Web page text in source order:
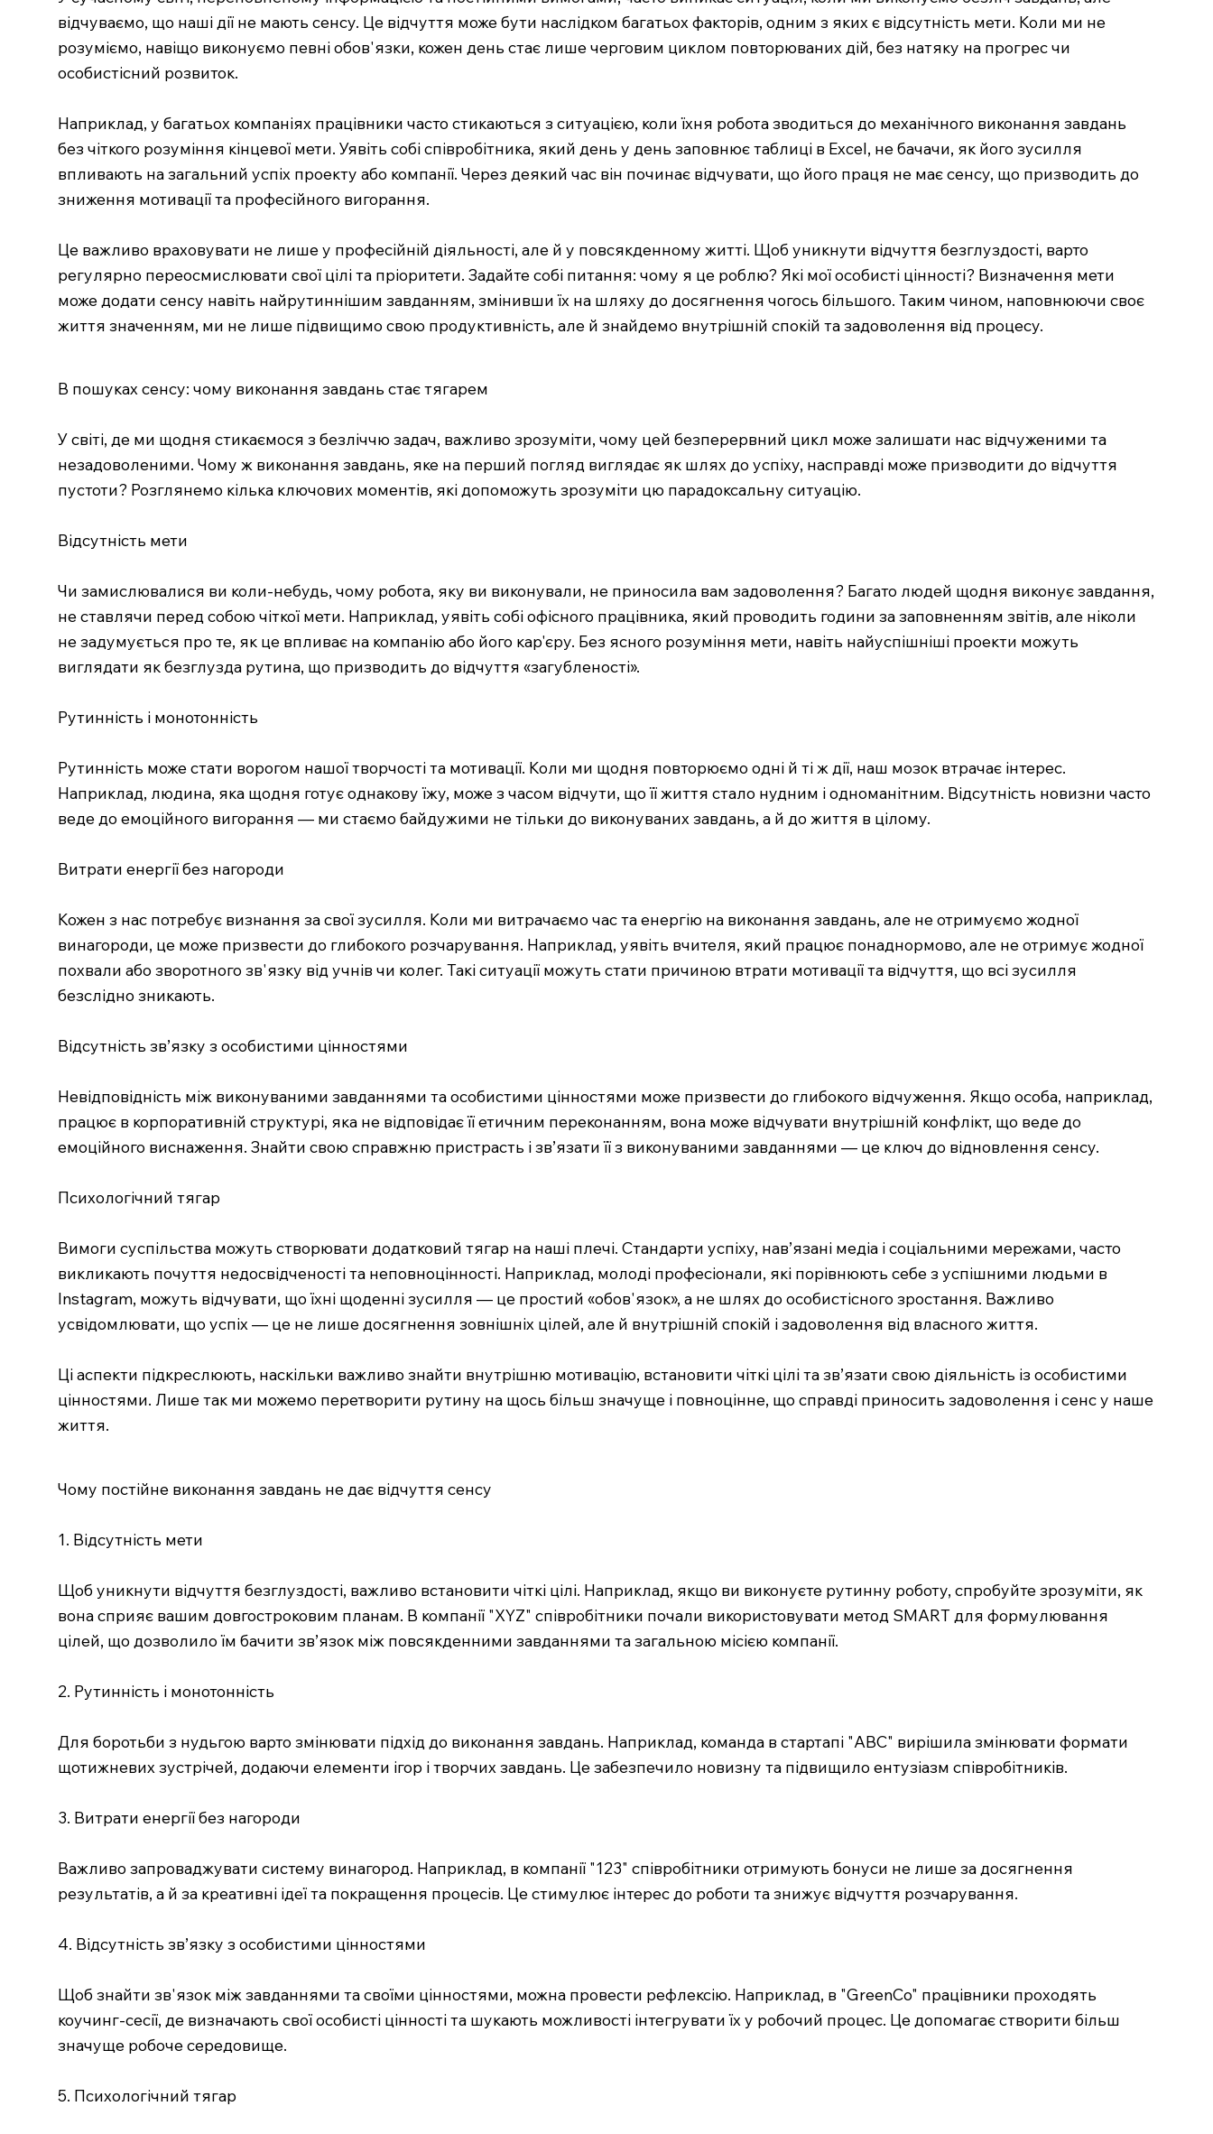
відчуваємо, що наші дії не мають сенсу. Це відчуття може бути наслідком багатьох факторів, одним з яких є відсутність мети. Коли ми не
розуміємо, навіщо виконуємо певні обов'язки, кожен день стає лише черговим циклом повторюваних дій, без натяку на прогрес чи
особистісний розвиток.
Наприклад, у багатьох компаніях працівники часто стикаються з ситуацією, коли їхня робота зводиться до механічного виконання завдань
без чіткого розуміння кінцевої мети. Уявіть собі співробітника, який день у день заповнює таблиці в Excel, не бачачи, як його зусилля
впливають на загальний успіх проекту або компанії. Через деякий час він починає відчувати, що його праця не має сенсу, що призводить до
зниження мотивації та професійного вигорання.
Це важливо враховувати не лише у професійній діяльності, але й у повсякденному житті. Щоб уникнути відчуття безглуздості, варто
регулярно переосмислювати свої цілі та пріоритети. Задайте собі питання: чому я це роблю? Які мої особисті цінності? Визначення мети
може додати сенсу навіть найрутиннішим завданням, змінивши їх на шляху до досягнення чогось більшого. Таким чином, наповнюючи своє
життя значенням, ми не лише підвищимо свою продуктивність, але й знайдемо внутрішній спокій та задоволення від процесу.
В пошуках сенсу: чому виконання завдань стає тягарем
У світі, де ми щодня стикаємося з безліччю задач, важливо зрозуміти, чому цей безперервний цикл може залишати нас відчуженими та
незадоволеними. Чому ж виконання завдань, яке на перший погляд виглядає як шлях до успіху, насправді може призводити до відчуття
пустоти? Розглянемо кілька ключових моментів, які допоможуть зрозуміти цю парадоксальну ситуацію.
Відсутність мети
Чи замислювалися ви коли-небудь, чому робота, яку ви виконували, не приносила вам задоволення? Багато людей щодня виконує завдання,
не ставлячи перед собою чіткої мети. Наприклад, уявіть собі офісного працівника, який проводить години за заповненням звітів, але ніколи
не задумується про те, як це впливає на компанію або його кар'єру. Без ясного розуміння мети, навіть найуспішніші проекти можуть
виглядати як безглузда рутина, що призводить до відчуття «загубленості».
Рутинність і монотонність
Рутинність може стати ворогом нашої творчості та мотивації. Коли ми щодня повторюємо одні й ті ж дії, наш мозок втрачає інтерес.
Наприклад, людина, яка щодня готує однакову їжу, може з часом відчути, що її життя стало нудним і одноманітним. Відсутність новизни часто
веде до емоційного вигорання — ми стаємо байдужими не тільки до виконуваних завдань, а й до життя в цілому.
Витрати енергії без нагороди
Кожен з нас потребує визнання за свої зусилля. Коли ми витрачаємо час та енергію на виконання завдань, але не отримуємо жодної
винагороди, це може призвести до глибокого розчарування. Наприклад, уявіть вчителя, який працює понаднормово, але не отримує жодної
похвали або зворотного зв'язку від учнів чи колег. Такі ситуації можуть стати причиною втрати мотивації та відчуття, що всі зусилля
безслідно зникають.
Відсутність зв’язку з особистими цінностями
Невідповідність між виконуваними завданнями та особистими цінностями може призвести до глибокого відчуження. Якщо особа, наприклад,
працює в корпоративній структурі, яка не відповідає її етичним переконанням, вона може відчувати внутрішній конфлікт, що веде до
емоційного виснаження. Знайти свою справжню пристрасть і зв’язати її з виконуваними завданнями — це ключ до відновлення сенсу.
Психологічний тягар
Вимоги суспільства можуть створювати додатковий тягар на наші плечі. Стандарти успіху, нав’язані медіа і соціальними мережами, часто
викликають почуття недосвідченості та неповноцінності. Наприклад, молоді професіонали, які порівнюють себе з успішними людьми в
Instagram, можуть відчувати, що їхні щоденні зусилля — це простий «обов'язок», а не шлях до особистісного зростання. Важливо
усвідомлювати, що успіх — це не лише досягнення зовнішніх цілей, але й внутрішній спокій і задоволення від власного життя.
Ці аспекти підкреслюють, наскільки важливо знайти внутрішню мотивацію, встановити чіткі цілі та зв’язати свою діяльність із особистими
цінностями. Лише так ми можемо перетворити рутину на щось більш значуще і повноцінне, що справді приносить задоволення і сенс у наше
життя.
Чому постійне виконання завдань не дає відчуття сенсу
1. Відсутність мети
Щоб уникнути відчуття безглуздості, важливо встановити чіткі цілі. Наприклад, якщо ви виконуєте рутинну роботу, спробуйте зрозуміти, як
вона сприяє вашим довгостроковим планам. В компанії "XYZ" співробітники почали використовувати метод SMART для формулювання
цілей, що дозволило їм бачити зв’язок між повсякденними завданнями та загальною місією компанії.
2. Рутинність і монотонність
Для боротьби з нудьгою варто змінювати підхід до виконання завдань. Наприклад, команда в стартапі "ABC" вирішила змінювати формати
щотижневих зустрічей, додаючи елементи ігор і творчих завдань. Це забезпечило новизну та підвищило ентузіазм співробітників.
3. Витрати енергії без нагороди
Важливо запроваджувати систему винагород. Наприклад, в компанії "123" співробітники отримують бонуси не лише за досягнення
результатів, а й за креативні ідеї та покращення процесів. Це стимулює інтерес до роботи та знижує відчуття розчарування.
4. Відсутність зв’язку з особистими цінностями
Щоб знайти зв'язок між завданнями та своїми цінностями, можна провести рефлексію. Наприклад, в "GreenCo" працівники проходять
коучинг-сесії, де визначають свої особисті цінності та шукають можливості інтегрувати їх у робочий процес. Це допомагає створити більш
значуще робоче середовище.
5. Психологічний тягар